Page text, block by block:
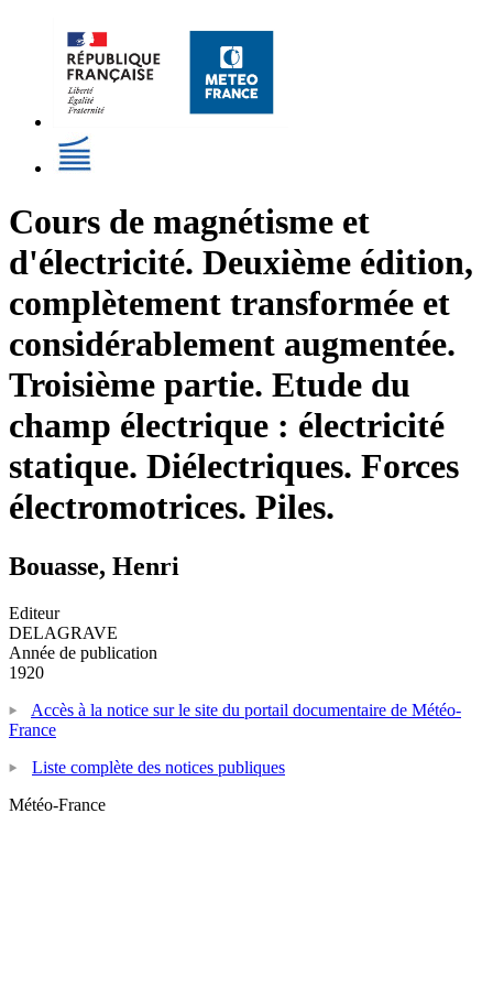
Cours de magnétisme et
d'électricité. Deuxième édition,
complètement transformée et
considérablement augmentée.
Troisième partie. Etude du
champ électrique : électricité
statique. Diélectriques. Forces
électromotrices. Piles.
Bouasse, Henri
Editeur
DELAGRAVE
Année de publication
1920
Accès à la notice sur le site du portail documentaire de Météo-
France
Liste complète des notices publiques
Météo-France